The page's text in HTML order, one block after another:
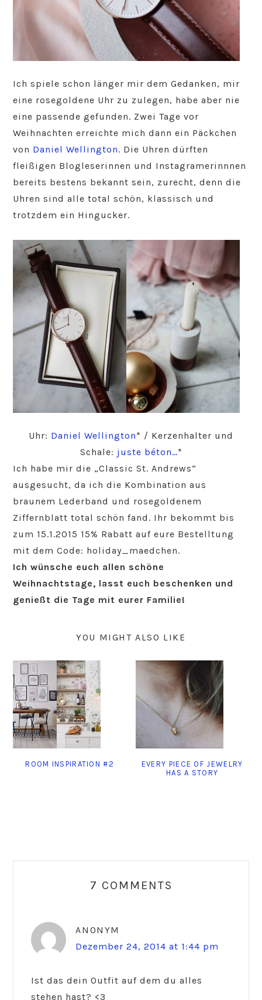
Ich spiele schon länger mir dem Gedanken, mir
eine rosegoldene Uhr zu zulegen, habe aber nie
eine passende gefunden. Zwei Tage vor
Weihnachten erreichte mich dann ein Päckchen
von Daniel Wellington. Die Uhren dürften
fleißigen Blogleserinnen und Instagramerinnnen
bereits bestens bekannt sein, zurecht, denn die
Uhren sind alle total schön, klassisch und
trotzdem ein Hingucker.
Uhr: Daniel Wellington* / Kerzenhalter und
Schale: juste béton…*
Ich habe mir die „Classic St. Andrews“
ausgesucht, da ich die Kombination aus
braunem Lederband und rosegoldenem
Ziffernblatt total schön fand. Ihr bekommt bis
zum 15.1.2015 15% Rabatt auf eure Bestelltung
mit dem Code: holiday_maedchen.
Ich wünsche euch allen schöne
Weihnachtstage, lasst euch beschenken und
genießt die Tage mit eurer Familie!
YOU MIGHT ALSO LIKE
ROOM INSPIRATION #2
EVERY PIECE OF JEWELRY
HAS A STORY
Interactions7 COMMENTS
ANONYM
Dezember 24, 2014 at 1:44 pm
Ist das dein Outfit auf dem du alles
stehen hast? <3